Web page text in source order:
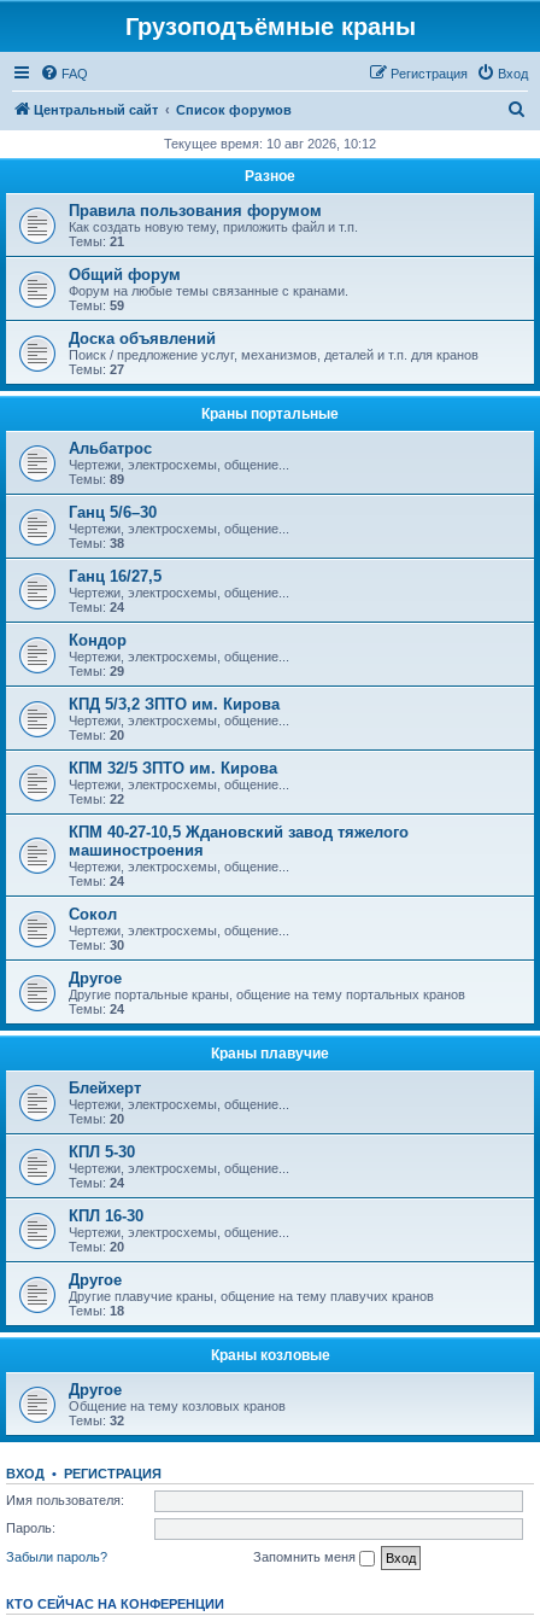
Грузоподъёмные краны
FAQ Вход
Регистрация
Центральный сайт Список форумов
с
Текущее время: 10 авг 2026, 10:12
Разное
Правила пользования форумом
Как создать новую тему, приложить файл и т.п.
Темы: 21
Общий форум
Форум на любые темы связанные с кранами.
Темы: 59
Доска объявлений
Поиск / предложение услуг, механизмов, деталей и т.п. для кранов
Темы: 27
Краны портальные
Альбатрос
Чертежи, электросхемы, общение...
Темы: 89
Ганц 5/6–30
Чертежи, электросхемы, общение...
Темы: 38
Ганц 16/27,5
Чертежи, электросхемы, общение...
Темы: 24
Кондор
Чертежи, электросхемы, общение...
Темы: 29
КПД 5/3,2 ЗПТО им. Кирова
Чертежи, электросхемы, общение...
Темы: 20
КПМ 32/5 ЗПТО им. Кирова
Чертежи, электросхемы, общение...
Темы: 22
КПМ 40-27-10,5 Ждановский завод тяжелого
машиностроения
Чертежи, электросхемы, общение...
Темы: 24
Сокол
Чертежи, электросхемы, общение...
Темы: 30
Другое
Другие портальные краны, общение на тему портальных кранов
Темы: 24
Краны плавучие
Блейхерт
Чертежи, электросхемы, общение...
Темы: 20
КПЛ 5-30
Чертежи, электросхемы, общение...
Темы: 24
КПЛ 16-30
Чертежи, электросхемы, общение...
Темы: 20
Другое
Другие плавучие краны, общение на тему плавучих кранов
Темы: 18
Краны козловые
Другое
Общение на тему козловых кранов
Темы: 32
ВХОД • РЕГИСТРАЦИЯ
Имя пользователя:
Пароль:
Забыли пароль?
Запомнить меня
КТО СЕЙЧАС НА КОНФЕРЕНЦИИ